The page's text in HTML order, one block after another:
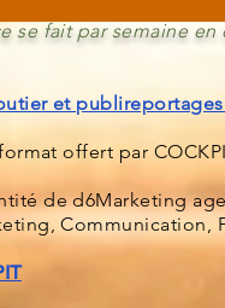
se fait par semaine
et
offert par
de d6Marketing
Communication,